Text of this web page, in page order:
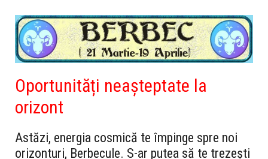
Oportunități neașteptate la
orizont
Astăzi, energia cosmică te împinge spre noi
orizonturi, Berbecule. S-ar putea să te trezești